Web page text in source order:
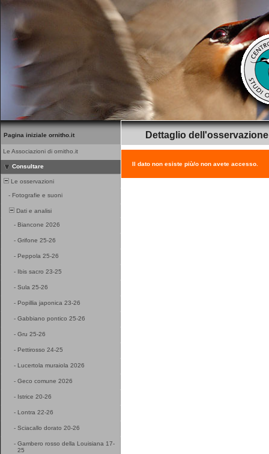
Pagina iniziale ornitho.it
Le Associazioni di ornitho.it
Consultare
Le osservazioni
- Fotografie e suoni
Dati e analisi
- Biancone 2026
- Grifone 25-26
- Peppola 25-26
- Ibis sacro 23-25
- Sula 25-26
- Popillia japonica 23-26
- Gabbiano pontico 25-26
- Gru 25-26
- Pettirosso 24-25
- Lucertola muraiola 2026
- Geco comune 2026
- Istrice 20-26
- Lontra 22-26
- Sciacallo dorato 20-26
- Gambero rosso della Louisiana 17-
25
Dettaglio dell'osservazione
Il dato non esiste più/o non avete accesso.